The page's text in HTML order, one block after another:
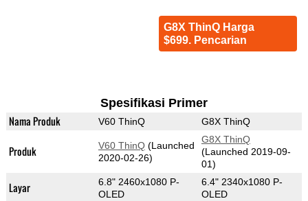
G8X ThinQ Harga
$699. Pencarian
Spesifikasi Primer
Nama Produk V60 ThinQ G8X ThinQ
Produk V60 ThinQ(Launched
2020-02-26)
G8X ThinQ
(Launched 2019-09-
01)
Layar
6.8" 2460x1080 P-
OLED
6.4" 2340x1080 P-
OLED